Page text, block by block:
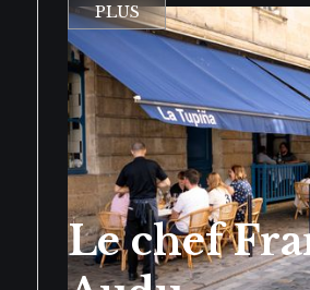
PLUS
Le chef